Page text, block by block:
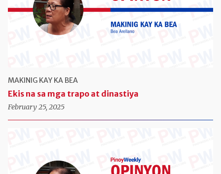
MAKINIG KAY KA BEA
Ekis na sa mga trapo at dinastiya
February 25, 2025